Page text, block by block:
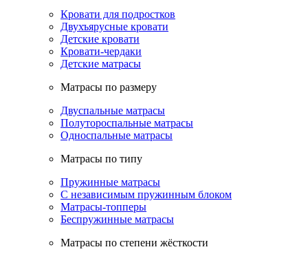
Кровати для подростков
Двухъярусные кровати
Детские кровати
Кровати-чердаки
Детские матрасы
Матрасы по размеру
Двуспальные матрасы
Полутороспальные матрасы
Односпальные матрасы
Матрасы по типу
Пружинные матрасы
С независимым пружинным блоком
Матрасы-топперы
Беспружинные матрасы
Матрасы по степени жёсткости